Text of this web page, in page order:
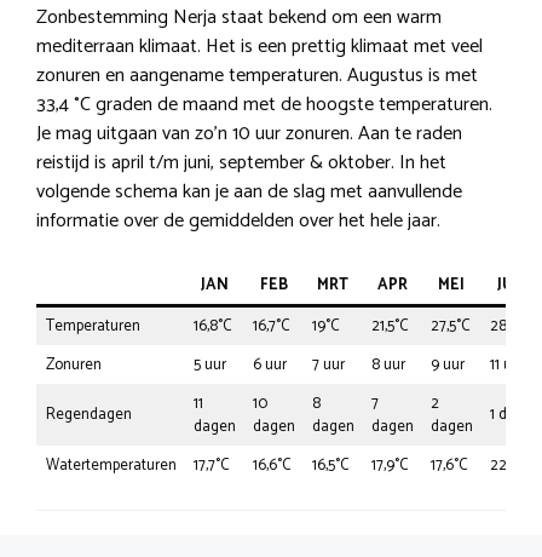
Zonbestemming Nerja staat bekend om een warm
mediterraan klimaat. Het is een prettig klimaat met veel
zonuren en aangename temperaturen. Augustus is met
33,4 °C graden de maand met de hoogste temperaturen.
Je mag uitgaan van zo’n 10 uur zonuren. Aan te raden
reistijd is april t/m juni, september & oktober. In het
volgende schema kan je aan de slag met aanvullende
informatie over de gemiddelden over het hele jaar.
JAN FEB MRT APR MEI
JUN
Temperaturen
16,8°C 16,7°C 19°C 21,5°C 27,5°C
28,8°C
Zonuren
5 uur 6 uur 7 uur 8 uur 9 uur
11 uur
Regendagen
11
dagen
10
dagen
8
dagen
7
dagen
2
dagen
1 dag
Watertemperaturen
17,7°C 16,6°C 16,5°C 17,9°C 17,6°C 22,2°C